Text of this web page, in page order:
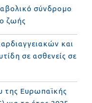
σύνδρομο
ζωής
και
σε ασθενείς σε
της Ευρωπαϊκής